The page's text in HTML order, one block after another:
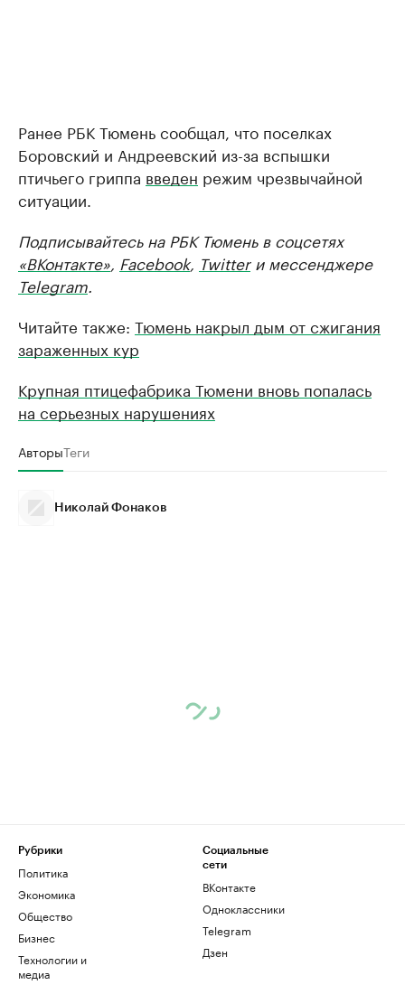
Ранее РБК Тюмень сообщал, что поселках
Боровский и Андреевский из-за вспышки
птичьего гриппа введен режим чрезвычайной
ситуации.
Подписывайтесь на РБК Тюмень в соцсетях
«ВКонтакте» Facebook, Twitterи мессенджере
Telegram
Читайте также: Тюмень накрыл дым от сжигания
зараженных кур
Крупная птицефабрика Тюмени вновь попалась
на серьезных нарушениях
АвторыТеги
Николай Фонаков
Рубрики
Политика
Экономика
Общество
Бизнес
Технологии и
медиа
Социальные
сети
ВКонтакте
Одноклассники
Telegram
Дзен